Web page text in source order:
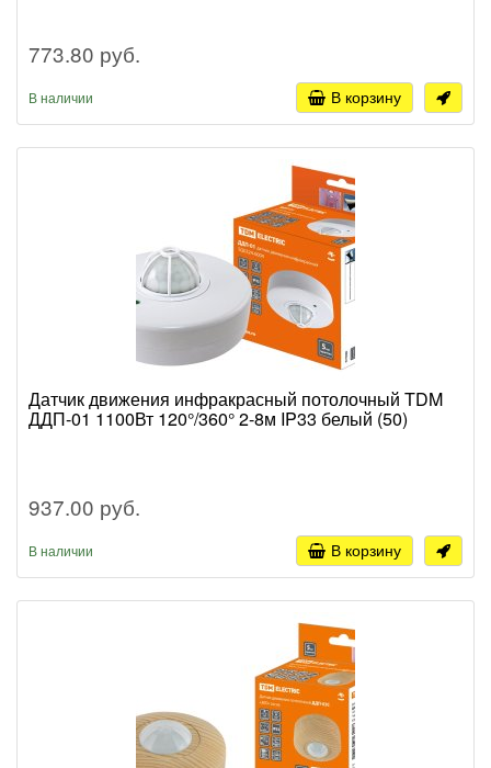
773.80 руб.
В наличии В корзину
Датчик движения инфракрасный потолочный TDM
ДДП-01 1100Вт 120°/360° 2-8м IP33 белый (50)
937.00 руб.
В наличии В корзину